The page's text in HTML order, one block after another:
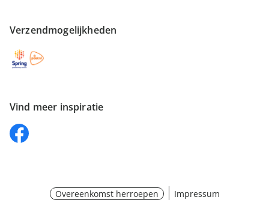
Verzendmogelijkheden
Vind meer inspiratie
Overeenkomst herroepen
Impressum